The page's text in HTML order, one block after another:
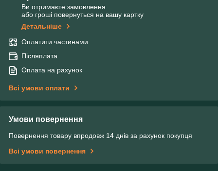
Ви отримаєте замовлення
або гроші повернуться на вашу картку
Детальніше
Оплатити частинами
Післяплата
Оплата на рахунок
Всі умови оплати
Умови повернення
Повернення товару впродовж 14 днів за рахунок покупця
Всі умови повернення